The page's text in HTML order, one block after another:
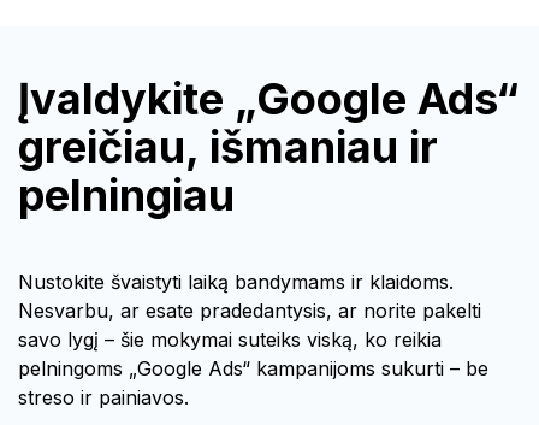
Įvaldykite „Google Ads“
greičiau, išmaniau ir
pelningiau
Nustokite švaistyti laiką bandymams ir klaidoms.
Nesvarbu, ar esate pradedantysis, ar norite pakelti
savo lygį – šie mokymai suteiks viską, ko reikia
pelningoms „Google Ads“ kampanijoms sukurti – be
streso ir painiavos.